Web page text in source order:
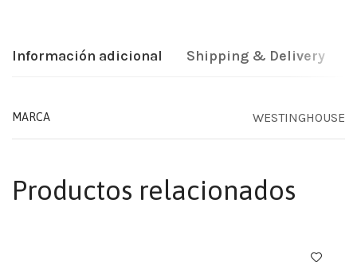
Información adicional Shipping & Delivery
MARCA WESTINGHOUSE
Productos relacionados